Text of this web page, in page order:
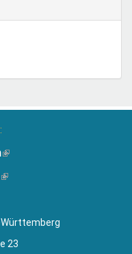
(Link
extern)
(Link
23